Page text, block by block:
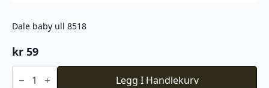
Dale baby ull 8518
kr 59
Dale
baby Legg I Handlekurv